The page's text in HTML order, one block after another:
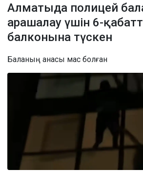
Алматыда полицей
арашалау үшін 6-
балконына түскен
Баланың анасы мас болған